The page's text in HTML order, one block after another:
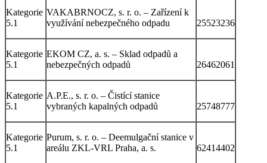
Kategorie
5.1
VAKABRNOCZ, s. r. o. – Zařízení k
využívání nebezpečného odpadu
25523236
Kategorie
5.1
EKOM CZ, a. s. – Sklad odpadů a
nebezpečných odpadů
26462061
Kategorie
5.1
A.P.E., s. r. o. – Čistící stanice
vybraných kapalných odpadů
25748777
Kategorie
5.1
Purum, s. r. o. – Deemulgační stanice v
areálu ZKL-VRL Praha, a. s.
62414402